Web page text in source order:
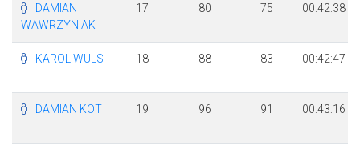
DAMIAN
WAWRZYNIAK
17 80 75 00:42:38
KAROL WULS 18 88 83 00:42:47
DAMIAN KOT 19 96 91 00:43:16